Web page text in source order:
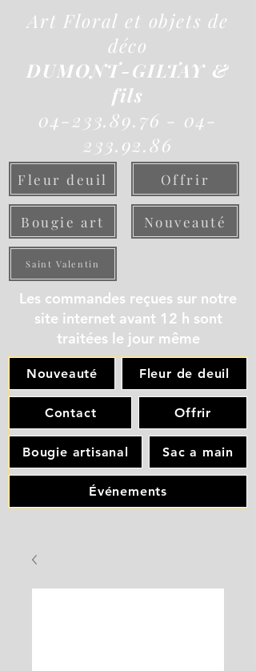
Art Floral et objets de
déco
DUMONT-GILTAY &
fils
04-233.89.76 - 04-
233.92.86
Fleur deuil Offrir
Bougie art Nouveauté
Saint Valentin
Les commandes reçues sur notre
site internet avant 12 h sont
traitées le jour même
Nouveauté Fleur de deuil
Contact Offrir
Bougie artisanal Sac a main
Événements